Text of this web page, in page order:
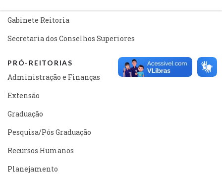
Gabinete Reitoria
Secretaria dos Conselhos Superiores
PRÓ-REITORIAS
Administração e Finanças
Extensão
Graduação
Pesquisa/Pós Graduação
Recursos Humanos
Planejamento